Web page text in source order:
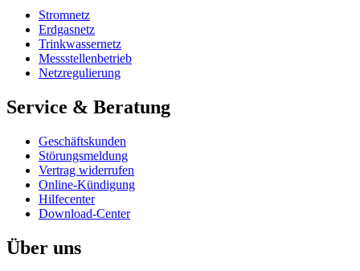
Stromnetz
Erdgasnetz
Trinkwassernetz
Messstellenbetrieb
Netzregulierung
Service & Beratung
Geschäftskunden
Störungsmeldung
Vertrag widerrufen
Online-Kündigung
Hilfecenter
Download-Center
Über uns